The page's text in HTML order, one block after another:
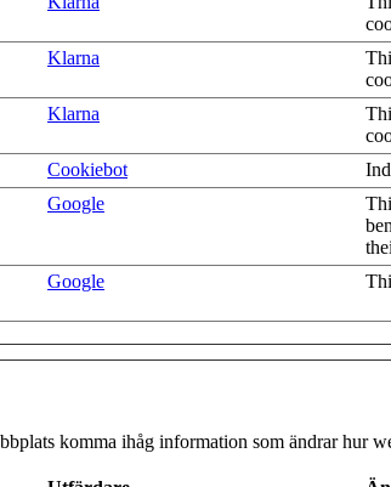
Klarna
Klarna
Cookiebot
Google
Google
komma ihåg information som ändrar hur